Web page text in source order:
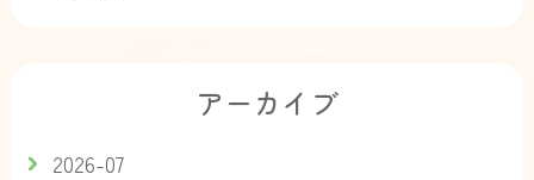
アーカイブ
2026-07